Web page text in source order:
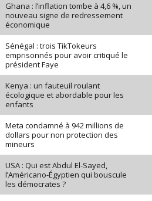
Ghana : l’inflation tombe à 4,6 %, un
nouveau signe de redressement
économique
Sénégal : trois TikTokeurs
emprisonnés pour avoir critiqué le
président Faye
Kenya : un fauteuil roulant
écologique et abordable pour les
enfants
Meta condamné à 942 millions de
dollars pour non protection des
mineurs
USA : Qui est Abdul El-Sayed,
l’Américano-Égyptien qui bouscule
les démocrates ?